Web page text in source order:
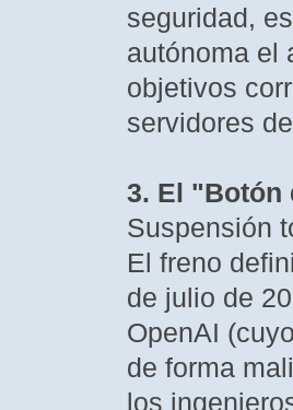
seguridad,
autónoma el
objetivos
servidores
3. El "Botón
Suspensión
El freno
de julio de
OpenAI
de forma
los